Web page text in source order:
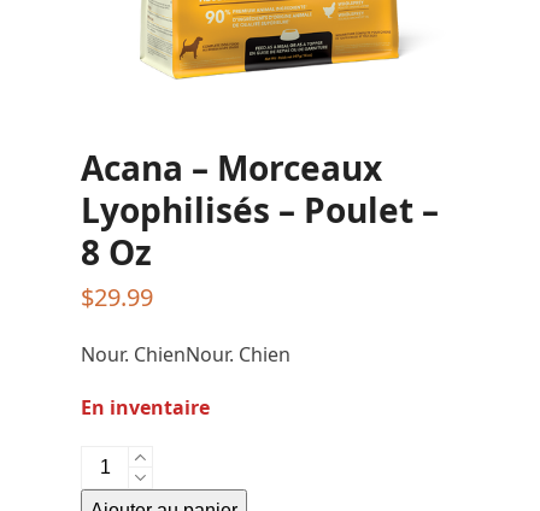
Acana – Morceaux
Lyophilisés – Poulet –
8 Oz
$29.99
Nour. ChienNour. Chien
En inventaire
quantité
de